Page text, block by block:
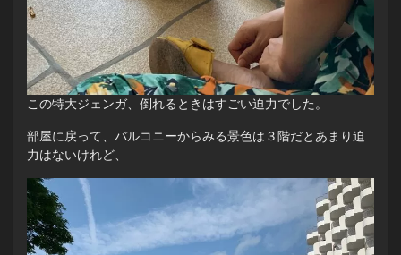
この特大ジェンガ、倒れるときはすごい迫力でした。
部屋に戻って、バルコニーからみる景色は３階だとあまり迫
力はないけれど、